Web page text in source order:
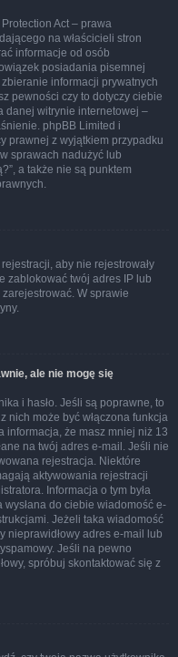
Act – prawa
na właścicieli stron
informacje od osób
posiadania pisemnej
informacji prywatnych
pewności czy to dotyczy ciebie
danej witrynie internetowej –
phpBB Limited i
prawnej z wyjątkiem przypadku
sprawach nadużyć lub
a także nie są punktem
rejestracji, aby nie rejestrowały
zablokować twój adres IP lub
W sprawie
ale nie mogę się
i hasło. Jeśli są poprawne, to
nich może być włączona funkcja
informacja, że masz mniej niż 13
na twój adres e-mail. Jeśli nie
rejestracja. Niektóre
aktywowania rejestracji
Informacja o tym była
do ciebie wiadomość e-
Jeżeli taka wiadomość
nieprawidłowy adres e-mail lub
Jeśli na pewno
spróbuj skontaktować się z